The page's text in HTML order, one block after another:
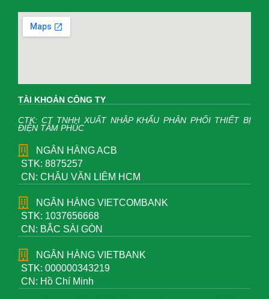
TÀI KHOẢN CÔNG TY
CTK: CT TNHH XUẤT NHẬP KHẨU PHÂN PHỐI THIẾT BỊ
ĐIỆN TÂM PHÚC
NGÂN HÀNG ACB
STK: 8875257
CN: CHÂU VĂN LIÊM HCM
NGÂN HÀNG VIETCOMBANK
STK: 1037656668
CN: BẮC SÀI GÒN
NGÂN HÀNG VIETBANK
STK: 000000343219
CN: Hồ Chí Minh